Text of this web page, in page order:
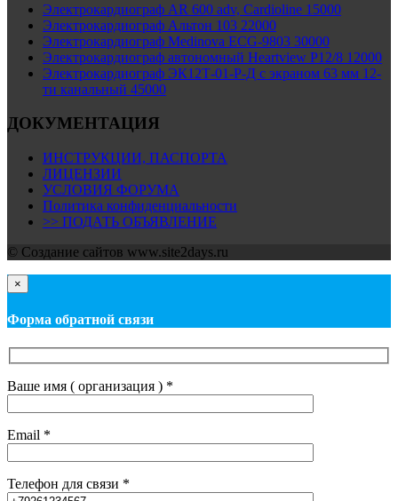
Электрокардиограф AR 600 adv, Cardioline 15000
Электрокардиограф Альтон 103 22000
Электрокардиограф Medinova ECG-9803 30000
Электрокардиограф автономный Heartview P12/8 12000
Электрокардиограф ЭК12Т-01-Р-Д с экраном 63 мм 12-
ти канальный 45000
ДОКУМЕНТАЦИЯ
ИНСТРУКЦИИ, ПАСПОРТА
ЛИЦЕНЗИИ
УСЛОВИЯ ФОРУМА
Политика конфиденциальности
>> ПОДАТЬ ОБЪЯВЛЕНИЕ
© Cоздание сайтов www.site2days.ru
×
Форма обратной связи
Ваше имя ( организация ) *
Email *
Телефон для связи *